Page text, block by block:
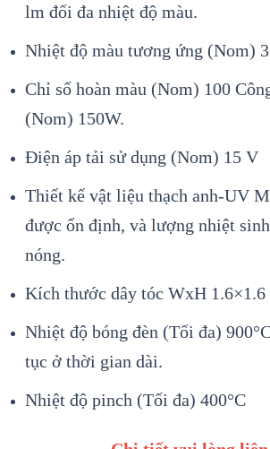
lm đối đa nhiệt độ màu.
Nhiệt độ màu tương ứng (Nom)
Chỉ số hoàn màu (Nom) 100
(Nom) 150W.
Điện áp tải sử dụng (Nom) 15 V
Thiết kế vật liệu thạch anh-UV
được ổn định, và lượng nhiệt
nóng.
Kích thước dây tóc WxH 1.6×1.6
Nhiệt độ bóng đèn (Tối đa)
tục ở thời gian dài.
Nhiệt độ pinch (Tối đa) 400°C